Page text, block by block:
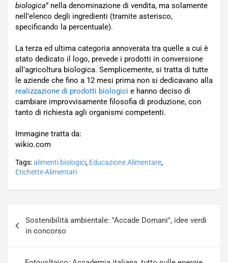
biologica” nella denominazione di vendita, ma solamente
nell’elenco degli ingredienti (tramite asterisco,
specificando la percentuale).
La terza ed ultima categoria annoverata tra quelle a cui è
stato dedicato il logo, prevede i prodotti in conversione
all’agricoltura biologica. Semplicemente, si tratta di tutte
le aziende che fino a 12 mesi prima non si dedicavano alla
realizzazione di prodotti biologici e hanno deciso di
cambiare improvvisamente filosofia di produzione, con
tanto di richiesta agli organismi competenti.
Immagine tratta da:
wikio.com
Tags:alimenti biologici, Educazione Alimentare,
Etichette Alimentari
articoli
Sostenibilità ambientale: ''Accade Domani'', idee verdi
in concorso